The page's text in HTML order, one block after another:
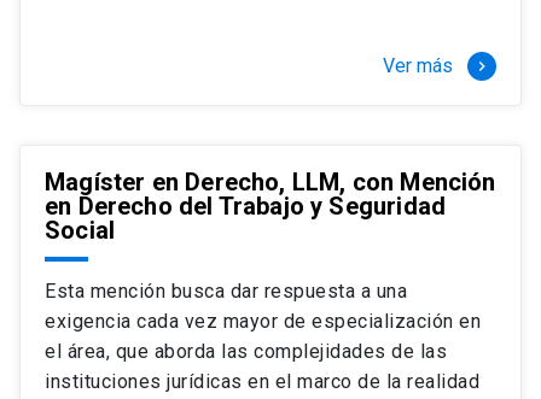
Ver más keyboard_arrow_right
Magíster en Derecho, LLM, con Mención
en Derecho del Trabajo y Seguridad
Social
Esta mención busca dar respuesta a una
exigencia cada vez mayor de especialización en
el área, que aborda las complejidades de las
instituciones jurídicas en el marco de la realidad